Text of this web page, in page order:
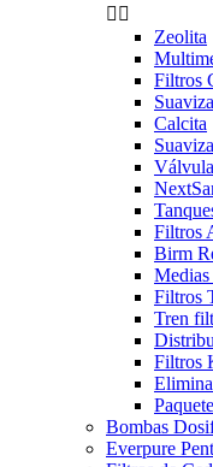
 
Zeolita
Filtros
Calcita
Filtros
Birm
Filtros
Tren
Filtros
Bombas
Everpure